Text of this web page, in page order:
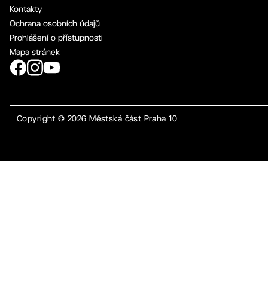
Kontakty
Ochrana osobních údajů
Prohlášení o přístupnosti
Mapa stránek
Copyright ©2026 Městská část Praha 10